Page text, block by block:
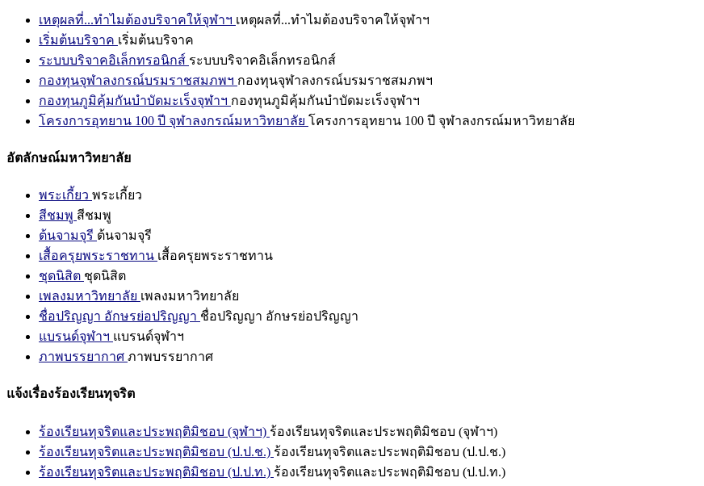
เหตุผลที่...ทำไมต้องบริจาคให้จุฬาฯ เหตุผลที่...ทำไมต้องบริจาคให้จุฬาฯ
เริ่มต้นบริจาค เริ่มต้นบริจาค
ระบบบริจาคอิเล็กทรอนิกส์ ระบบบริจาคอิเล็กทรอนิกส์
กองทุนจุฬาลงกรณ์บรมราชสมภพฯ กองทุนจุฬาลงกรณ์บรมราชสมภพฯ
กองทุนภูมิคุ้มกันบำบัดมะเร็งจุฬาฯ กองทุนภูมิคุ้มกันบำบัดมะเร็งจุฬาฯ
โครงการอุทยาน 100 ปี จุฬาลงกรณ์มหาวิทยาลัย โครงการอุทยาน 100 ปี จุฬาลงกรณ์มหาวิทยาลัย
อัตลักษณ์มหาวิทยาลัย
พระเกี้ยว พระเกี้ยว
สีชมพู สีชมพู
ต้นจามจุรี ต้นจามจุรี
เสื้อครุยพระราชทาน เสื้อครุยพระราชทาน
ชุดนิสิต ชุดนิสิต
เพลงมหาวิทยาลัย เพลงมหาวิทยาลัย
ชื่อปริญญา อักษรย่อปริญญา ชื่อปริญญา อักษรย่อปริญญา
แบรนด์จุฬาฯ แบรนด์จุฬาฯ
ภาพบรรยากาศ ภาพบรรยากาศ
แจ้งเรื่องร้องเรียนทุจริต
ร้องเรียนทุจริตและประพฤติมิชอบ (จุฬาฯ) ร้องเรียนทุจริตและประพฤติมิชอบ (จุฬาฯ)
ร้องเรียนทุจริตและประพฤติมิชอบ (ป.ป.ช.) ร้องเรียนทุจริตและประพฤติมิชอบ (ป.ป.ช.)
ร้องเรียนทุจริตและประพฤติมิชอบ (ป.ป.ท.) ร้องเรียนทุจริตและประพฤติมิชอบ (ป.ป.ท.)